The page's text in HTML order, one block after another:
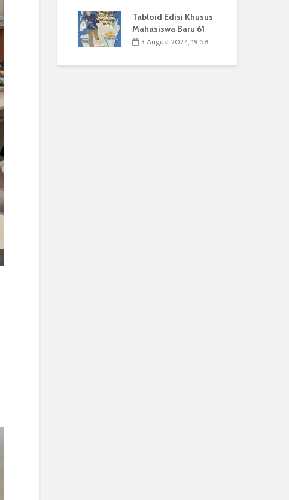
Tabloid Edisi Khusus
Mahasiswa Baru 61
3 August 2024, 19:58